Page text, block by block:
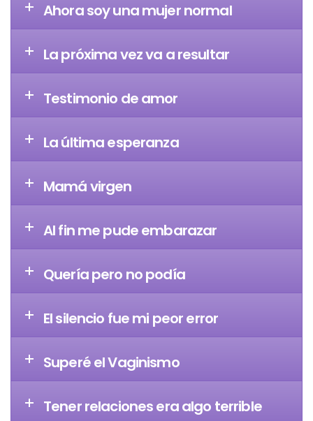
Ahora soy una mujer normal
La próxima vez va a resultar
Testimonio de amor
La última esperanza
Mamá virgen
Al fin me pude embarazar
Quería pero no podía
El silencio fue mi peor error
Superé el Vaginismo
Tener relaciones era algo terrible